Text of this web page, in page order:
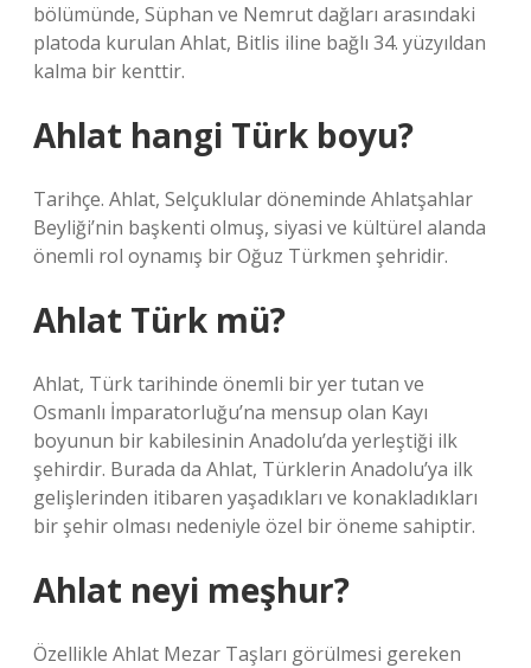
bölümünde, Süphan ve Nemrut dağları arasındaki
platoda kurulan Ahlat, Bitlis iline bağlı 34. yüzyıldan
kalma bir kenttir.
Ahlat hangi Türk boyu?
Tarihçe. Ahlat, Selçuklular döneminde Ahlatşahlar
Beyliği’nin başkenti olmuş, siyasi ve kültürel alanda
önemli rol oynamış bir Oğuz Türkmen şehridir.
Ahlat Türk mü?
Ahlat, Türk tarihinde önemli bir yer tutan ve
Osmanlı İmparatorluğu’na mensup olan Kayı
boyunun bir kabilesinin Anadolu’da yerleştiği ilk
şehirdir. Burada da Ahlat, Türklerin Anadolu’ya ilk
gelişlerinden itibaren yaşadıkları ve konakladıkları
bir şehir olması nedeniyle özel bir öneme sahiptir.
Ahlat neyi meşhur?
Özellikle Ahlat Mezar Taşları görülmesi gereken